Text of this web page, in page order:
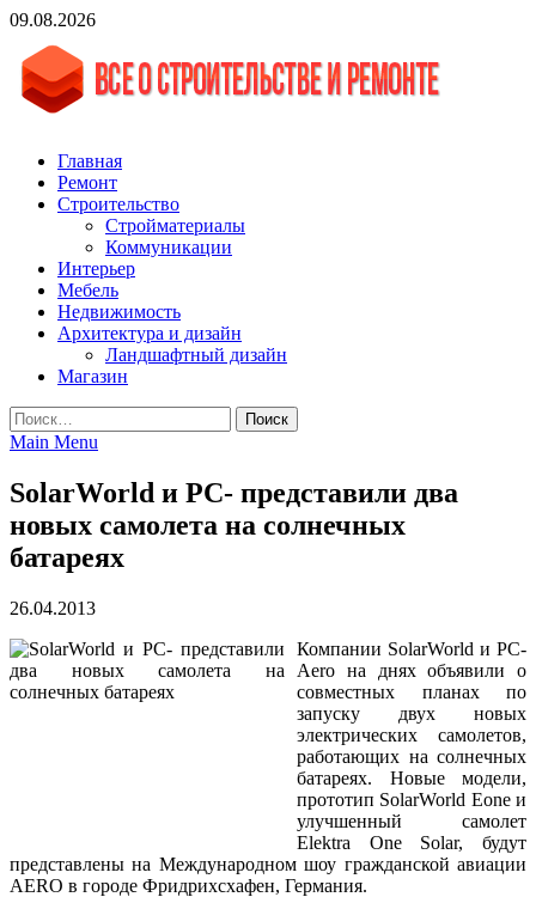
Skip
content
09.08.2026
vgasa.ru
Строительный журнал. Всё о строительстве и ремонтах
Главная
Ремонт
Строительство
Стройматериалы
Коммуникации
Интерьер
Мебель
Недвижимость
Архитектура и дизайн
Ландшафтный дизайн
Магазин
Найти:
Main Menu
SolarWorld и PC- представили два
новых самолета на солнечных
батареях
26.04.2013
Компании SolarWorld и PC-
Aero на днях объявили о
совместных планах по
запуску двух новых
электрических самолетов,
работающих на солнечных
батареях. Новые модели,
прототип SolarWorld Eone и
улучшенный самолет
Elektra One Solar, будут
представлены на Международном шоу гражданской авиации
AERO в городе Фридрихсхафен, Германия.